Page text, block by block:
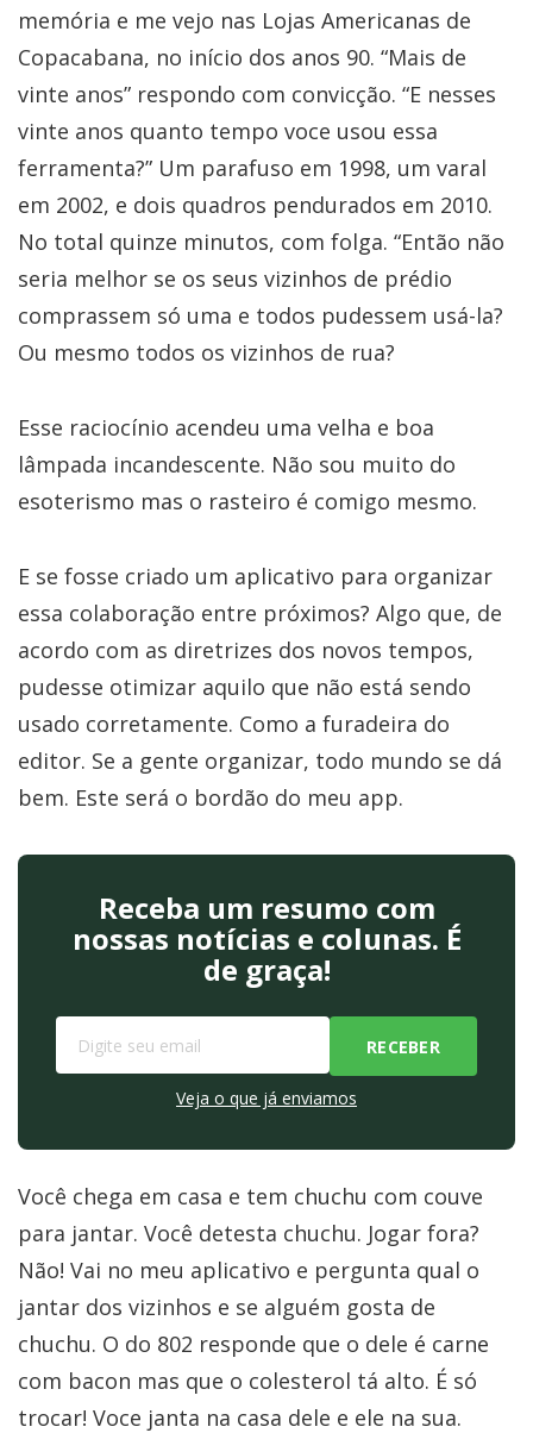
memória e me vejo nas Lojas Americanas de
Copacabana, no início dos anos 90. “Mais de
vinte anos” respondo com convicção. “E nesses
vinte anos quanto tempo voce usou essa
ferramenta?” Um parafuso em 1998, um varal
em 2002, e dois quadros pendurados em 2010.
No total quinze minutos, com folga. “Então não
seria melhor se os seus vizinhos de prédio
comprassem só uma e todos pudessem usá-la?
Ou mesmo todos os vizinhos de rua?
Esse raciocínio acendeu uma velha e boa
lâmpada incandescente. Não sou muito do
esoterismo mas o rasteiro é comigo mesmo.
E se fosse criado um aplicativo para organizar
essa colaboração entre próximos? Algo que, de
acordo com as diretrizes dos novos tempos,
pudesse otimizar aquilo que não está sendo
usado corretamente. Como a furadeira do
editor. Se a gente organizar, todo mundo se dá
bem. Este será o bordão do meu app.
Receba um resumo com
nossas notícias e colunas. É
de graça!
Veja o que já enviamos
Você chega em casa e tem chuchu com couve
para jantar. Você detesta chuchu. Jogar fora?
Não! Vai no meu aplicativo e pergunta qual o
jantar dos vizinhos e se alguém gosta de
chuchu. O do 802 responde que o dele é carne
com bacon mas que o colesterol tá alto. É só
trocar! Voce janta na casa dele e ele na sua.